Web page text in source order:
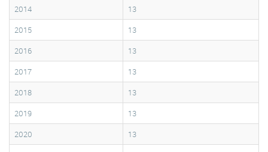
2014
13
2015
13
2016
13
2017
13
2018
13
2019
13
2020
13